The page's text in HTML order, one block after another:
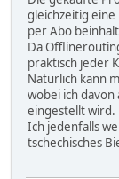
gleichzeitig
per Abo
Da
praktisch jeder
Natürlich kann
wobei ich
eingestellt wird.
Ich jedenfalls
tschechisches